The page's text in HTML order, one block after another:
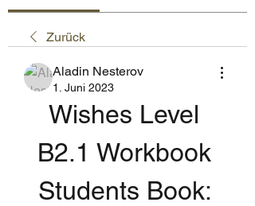
Zurück
Aladin Nesterov
1. Juni 2023
Wishes Level
B2.1 Workbook
Students Book: